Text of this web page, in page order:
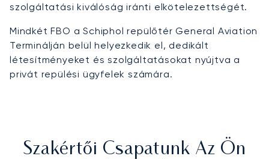
szolgáltatási kiválóság iránti elkötelezettségét.
Mindkét FBO a Schiphol repülőtér General Aviation
Terminálján belül helyezkedik el, dedikált
létesítményeket és szolgáltatásokat nyújtva a
privát repülési ügyfelek számára.
Szakértői Csapatunk Az Ön